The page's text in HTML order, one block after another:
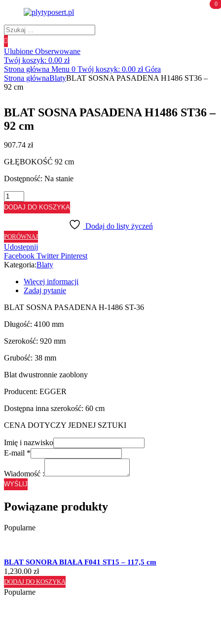
Wyszukiwanie
produktów
0
Ulubione Obserwowane
0
Twój koszyk: 0.00 zł
Strona główna Menu 0 Twój koszyk: 0.00 zł Góra
Strona głównaBlatyBLAT SOSNA PASADENA H1486 ST36 –
92 cm
BLAT SOSNA PASADENA H1486 ST36 –
92 cm
907.74 zł
GŁĘBOKOŚĆ 92 cm
Dostępność: Na stanie
ilość
BLAT
SOSNA
H1486
ST36
-
92
cm
DODAJ DO KOSZYKA
Dodaj do listy życzeń
PORÓWNAJ
Udostępnij
Facebook Twitter Pinterest
Kategoria:Blaty
Więcej informacji
Zadaj pytanie
BLAT SOSNA PASADENA H-1486 ST-36
Długość: 4100 mm
Szerokość: 920 mm
Grubość: 38 mm
Blat dwustronnie zaoblony
Producent: EGGER
Dostępna inna szerokość: 60 cm
CENA DOTYCZY JEDNEJ SZTUKI
Imię i nazwisko
E-mail *
Wiadomość :
WYŚLIJ
Powiązane produkty
Popularne
BLAT SONORA BIAŁA F041 ST15 – 117,5 cm
1,230.00 zł
DODAJ DO KOSZYKA
Popularne